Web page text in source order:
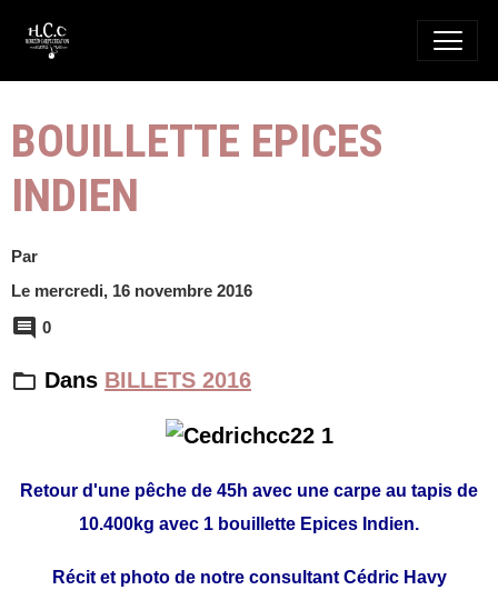
BOUILLETTE EPICES
INDIEN
Par
Le mercredi, 16 novembre 2016
0
Dans BILLETS 2016
Retour d'une pêche de 45h avec une carpe au tapis de
10.400kg avec 1 bouillette Epices Indien.
Récit et photo de notre consultant Cédric Havy